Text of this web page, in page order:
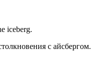
iceberg.
с айсбергом.